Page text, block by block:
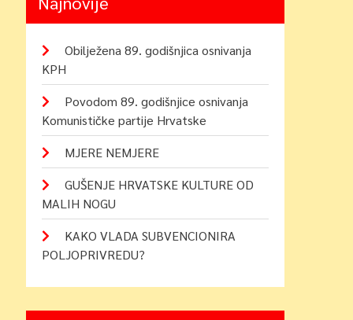
Obilježena 89. godišnjica osnivanja
KPH
Povodom 89. godišnjice osnivanja
Komunističke partije Hrvatske
MJERE NEMJERE
GUŠENJE HRVATSKE KULTURE OD
MALIH NOGU
KAKO VLADA SUBVENCIONIRA
POLJOPRIVREDU?